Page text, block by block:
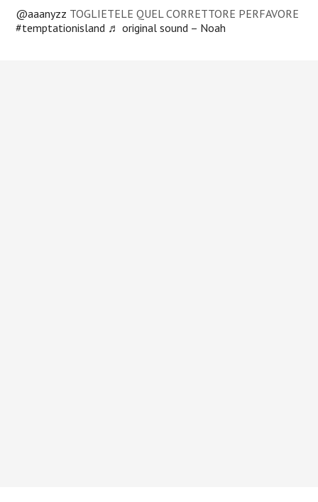
@aaanyzz TOGLIETELE QUEL CORRETTORE PERFAVORE
#temptationisland ♬ original sound – Noah